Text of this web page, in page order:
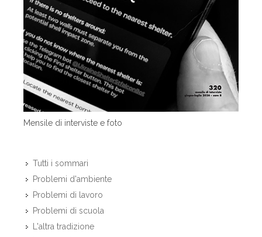
Mensile di interviste e foto
Tutti i sommari
Problemi d'ambiente
Problemi di lavoro
Problemi di scuola
L'altra tradizione